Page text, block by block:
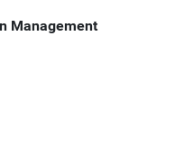
Management